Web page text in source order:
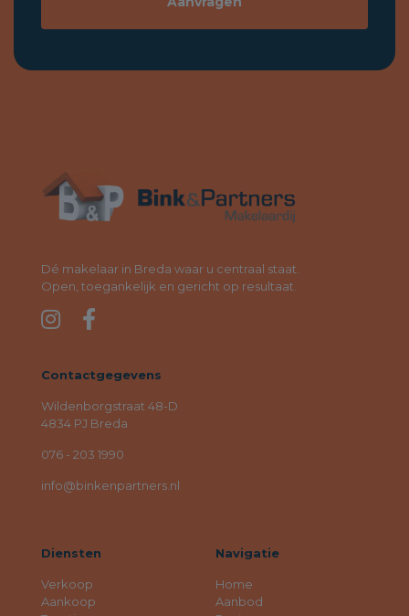
Dé makelaar in Breda waar u centraal staat.
Open, toegankelijk en gericht op resultaat.
Contactgegevens
Wildenborgstraat 48-D
4834 PJ Breda
076 - 203 1990
info@binkenpartners.nl
Diensten
Verkoop
Aankoop
Navigatie
Home
Aanbod